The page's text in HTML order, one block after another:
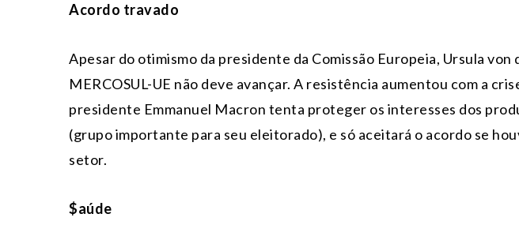
Acordo travado
Apesar do otimismo da presidente da Comissão Europeia, Ursula von
MERCOSUL-UE não deve avançar. A resistência aumentou com a
presidente Emmanuel Macron tenta proteger os interesses dos
(grupo importante para seu eleitorado), e só aceitará o acordo se
setor.
$aúde